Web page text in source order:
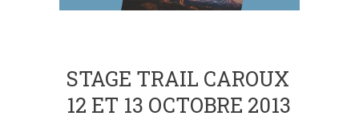
STAGE TRAIL CAROUX
12 ET 13 OCTOBRE 2013